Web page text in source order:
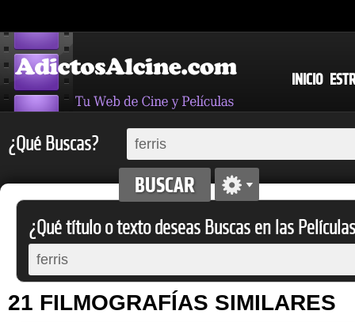
INICIO
¿Qué Buscas?
¿Qué título o texto deseas Buscas en las
21 FILMOGRAFÍAS SIMILARES